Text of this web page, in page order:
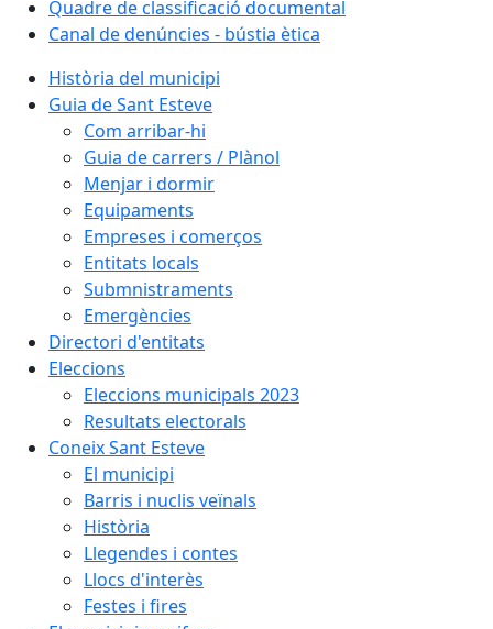
Quadre de classificació documental
Canal de denúncies - bústia ètica
Història del municipi
Guia de Sant Esteve
Com arribar-hi
Guia de carrers / Plànol
Menjar i dormir
Equipaments
Empreses i comerços
Entitats locals
Submnistraments
Emergències
Directori d'entitats
Eleccions
Eleccions municipals 2023
Resultats electorals
Coneix Sant Esteve
El municipi
Barris i nuclis veïnals
Història
Llegendes i contes
Llocs d'interès
Festes i fires